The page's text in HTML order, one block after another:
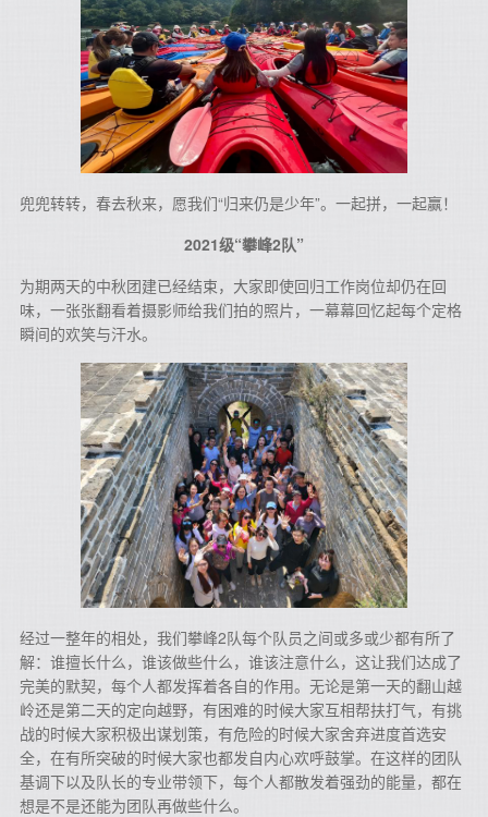
兜兜转转，春去秋来，愿我们“归来仍是少年”。一起拼，一起赢！
2021级“攀峰2队”
为期两天的中秋团建已经结束，大家即使回归工作岗位却仍在回
味，一张张翻看着摄影师给我们拍的照片，一幕幕回忆起每个定格
瞬间的欢笑与汗水。
经过一整年的相处，我们攀峰2队每个队员之间或多或少都有所了
解：谁擅长什么，谁该做些什么，谁该注意什么，这让我们达成了
完美的默契，每个人都发挥着各自的作用。无论是第一天的翻山越
岭还是第二天的定向越野，有困难的时候大家互相帮扶打气，有挑
战的时候大家积极出谋划策，有危险的时候大家舍弃进度首选安
全，在有所突破的时候大家也都发自内心欢呼鼓掌。在这样的团队
基调下以及队长的专业带领下，每个人都散发着强劲的能量，都在
想是不是还能为团队再做些什么。